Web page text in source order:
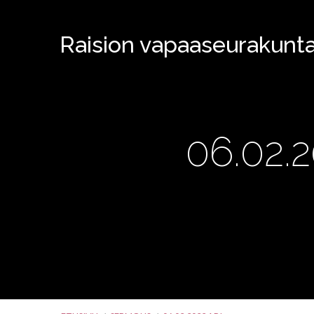
Raision